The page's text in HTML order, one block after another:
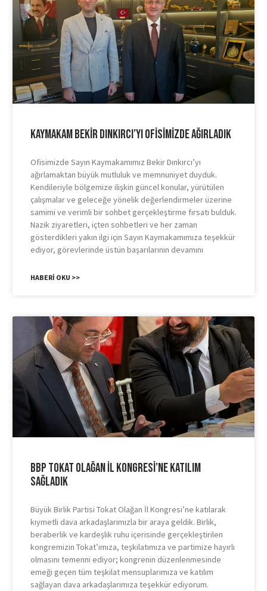
Kaymakam Bekir Dınkırcı’yı Ofisimizde Ağırladık
Ofisimizde Sayın Kaymakamımız Bekir Dınkırcı’yı
ağırlamaktan büyük mutluluk ve memnuniyet duyduk.
Kendileriyle bölgemize ilişkin güncel konular, yürütülen
çalışmalar ve geleceğe yönelik değerlendirmeler üzerine
samimi ve verimli bir sohbet gerçekleştirme fırsatı bulduk.
Nazik ziyaretleri, içten sohbetleri ve her zaman
gösterdikleri yakın ilgi için Sayın Kaymakamımıza teşekkür
ediyor, görevlerinde üstün başarılarının devamını
HABERI OKU >>
BBP Tokat Olağan İl Kongresi’ne Katılım
Sağladık
Büyük Birlik Partisi Tokat Olağan İl Kongresi’ne katılarak
kıymetli dava arkadaşlarımızla bir araya geldik. Birlik,
beraberlik ve kardeşlik ruhu içerisinde gerçekleştirilen
kongremizin Tokat’ımıza, teşkilatımıza ve partimize hayırlı
olmasını temenni ediyor; kongrenin düzenlenmesinde
emeği geçen tüm teşkilat mensuplarımıza ve katılım
sağlayan dava arkadaşlarımıza teşekkür ediyorum.